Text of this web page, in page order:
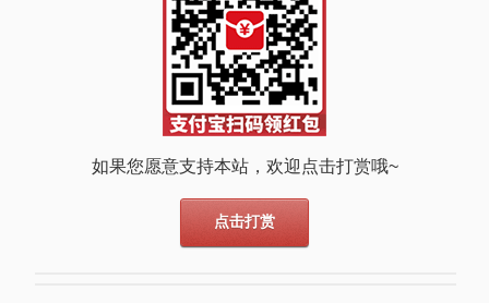
如果您愿意支持本站，欢迎点击打赏哦~
点击打赏